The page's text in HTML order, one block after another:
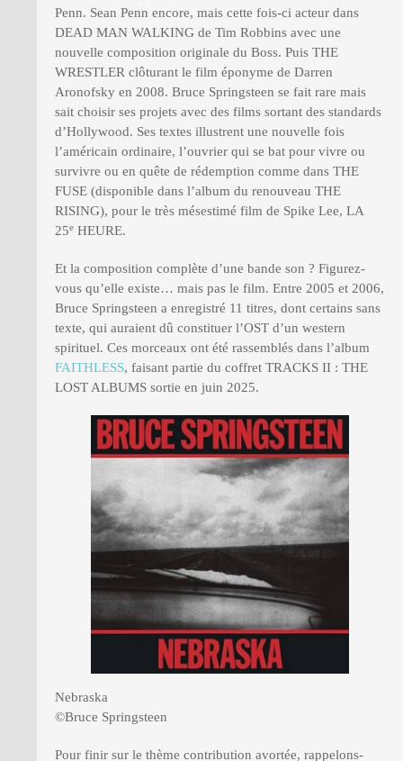
Penn. Sean Penn encore, mais cette fois-ci acteur dans
DEAD MAN WALKING de Tim Robbins avec une
nouvelle composition originale du Boss. Puis THE
WRESTLER clôturant le film éponyme de Darren
Aronofsky en 2008. Bruce Springsteen se fait rare mais
sait choisir ses projets avec des films sortant des standards
d’Hollywood. Ses textes illustrent une nouvelle fois
l’américain ordinaire, l’ouvrier qui se bat pour vivre ou
survivre ou en quête de rédemption comme dans THE
FUSE (disponible dans l’album du renouveau THE
RISING), pour le très mésestimé film de Spike Lee, LA
25e HEURE.
Et la composition complète d’une bande son ? Figurez-
vous qu’elle existe… mais pas le film. Entre 2005 et 2006,
Bruce Springsteen a enregistré 11 titres, dont certains sans
texte, qui auraient dû constituer l’OST d’un western
spirituel. Ces morceaux ont été rassemblés dans l’album
FAITHLESS, faisant partie du coffret TRACKS II : THE
LOST ALBUMS sortie en juin 2025.
Nebraska
©Bruce Springsteen
Pour finir sur le thème contribution avortée, rappelons-